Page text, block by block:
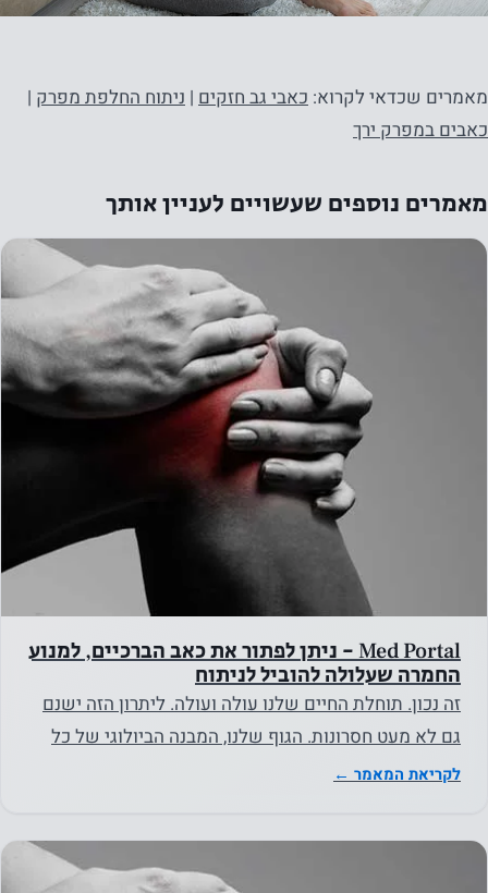
מאמרים שכדאי לקרוא: כאבי גב חזקים | ניתוח החלפת מפרק |
כאבים במפרק ירך
מאמרים נוספים שעשויים לעניין אותך
Med Portal - ניתן לפתור את כאב הברכיים, למנוע
החמרה שעלולה להוביל לניתוח
זה נכון. תוחלת החיים שלנו עולה ועולה. ליתרון הזה ישנם
גם לא מעט חסרונות. הגוף שלנו, המבנה הביולוגי של כל
אחד ואחת…
לקריאת המאמר ←